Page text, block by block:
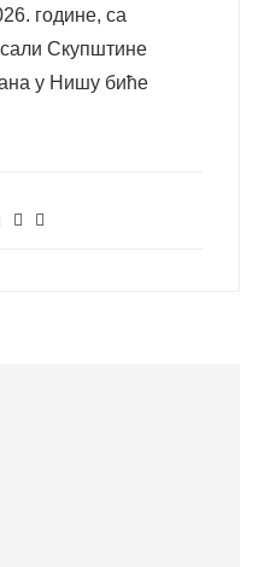
године, са
Скупштине
у Нишу биће